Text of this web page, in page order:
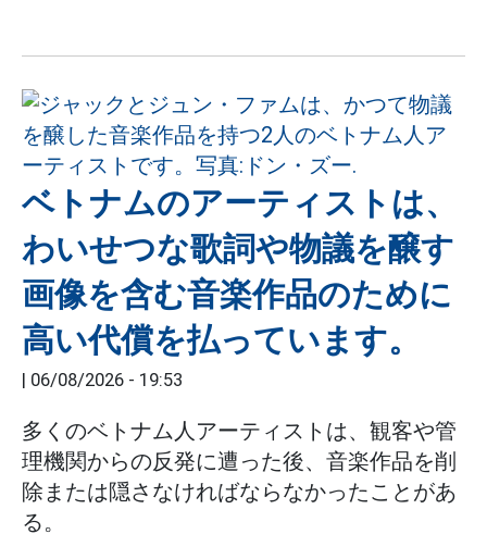
ベトナムのアーティストは、
わいせつな歌詞や物議を醸す
画像を含む音楽作品のために
高い代償を払っています。
| 06/08/2026 - 19:53
多くのベトナム人アーティストは、観客や管
理機関からの反発に遭った後、音楽作品を削
除または隠さなければならなかったことがあ
る。